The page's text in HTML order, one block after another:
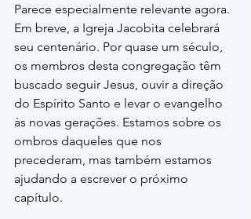
Parece especialmente relevante agora.
Em breve, a Igreja Jacobita celebrará
seu centenário. Por quase um século,
os membros desta congregação têm
buscado seguir Jesus, ouvir a direção
do Espírito Santo e levar o evangelho
às novas gerações. Estamos sobre os
ombros daqueles que nos
precederam, mas também estamos
ajudando a escrever o próximo
capítulo.